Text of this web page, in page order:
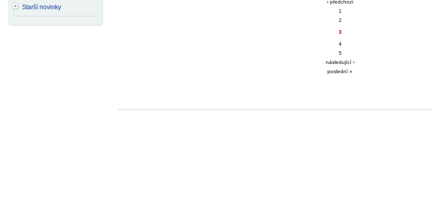
‹ předchozí
1
2
3
4
5
následující ›
poslední »
Starší novinky